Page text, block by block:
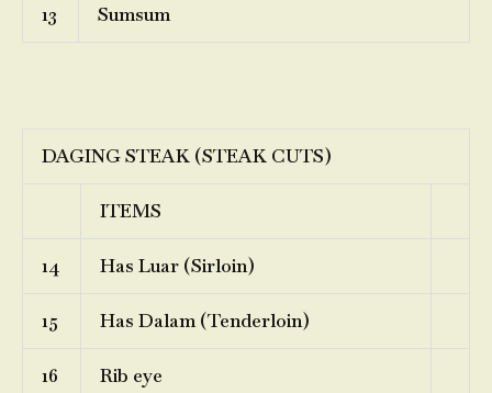
13 Sumsum
DAGING STEAK (STEAK CUTS)
ITEMS
14 Has Luar (Sirloin)
15 Has Dalam (Tenderloin)
16 Rib eye